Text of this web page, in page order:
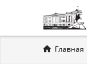
Вы
здесь
Главная